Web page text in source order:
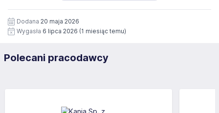
Dodana 20 maja 2026
Wygasła 6 lipca 2026 (1 miesiąc temu)
Polecani pracodawcy